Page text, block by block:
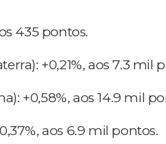
435 pontos.
+0,21%, aos 7.3 mil
+0,58%, aos 14.9 mil
aos 6.9 mil pontos.